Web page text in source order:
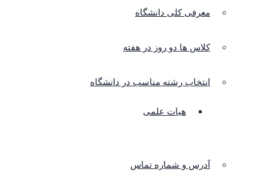
معرفی کلی دانشگاه
کلاس ها دو روز در هفته
انتخاب رشته مناسب در دانشگاه
هیات علمی
آدرس و شماره تماس